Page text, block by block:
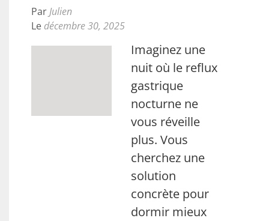
ParJulien
Le décembre 30, 2025
Imaginez une
nuit où le reflux
gastrique
nocturne ne
vous réveille
plus. Vous
cherchez une
solution
concrète pour
dormir mieux